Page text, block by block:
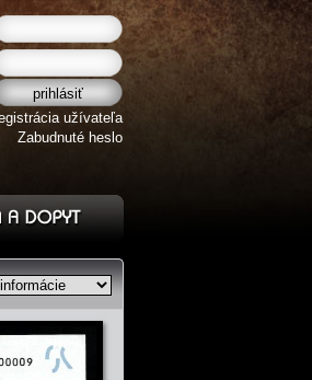
užívateľa
Zabudnuté heslo